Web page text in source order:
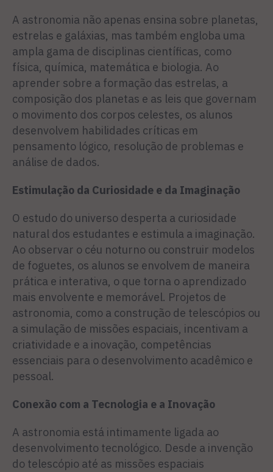
A astronomia não apenas ensina sobre planetas,
estrelas e galáxias, mas também engloba uma
ampla gama de disciplinas científicas, como
física, química, matemática e biologia. Ao
aprender sobre a formação das estrelas, a
composição dos planetas e as leis que governam
o movimento dos corpos celestes, os alunos
desenvolvem habilidades críticas em
pensamento lógico, resolução de problemas e
análise de dados.
Estimulação da Curiosidade e da Imaginação
O estudo do universo desperta a curiosidade
natural dos estudantes e estimula a imaginação.
Ao observar o céu noturno ou construir modelos
de foguetes, os alunos se envolvem de maneira
prática e interativa, o que torna o aprendizado
mais envolvente e memorável. Projetos de
astronomia, como a construção de telescópios ou
a simulação de missões espaciais, incentivam a
criatividade e a inovação, competências
essenciais para o desenvolvimento acadêmico e
pessoal.
Conexão com a Tecnologia e a Inovação
A astronomia está intimamente ligada ao
desenvolvimento tecnológico. Desde a invenção
do telescópio até as missões espaciais